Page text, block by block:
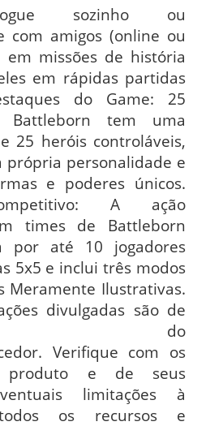
sozinho ou
com amigos (online ou
missões de história
em rápidas partidas
do Game: 25
Battleborn tem uma
25 heróis controláveis,
própria personalidade e
e poderes únicos.
A ação
times de Battleborn
por até 10 jogadores
5x5 e inclui três modos
Meramente Ilustrativas.
divulgadas são de
do
Verifique com os
produto e de seus
limitações à
os recursos e